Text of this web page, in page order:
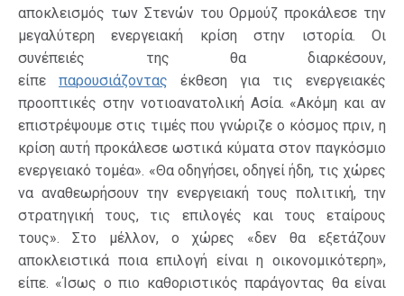
αποκλεισμός των Στενών του Ορμούζ προκάλεσε την
μεγαλύτερη ενεργειακή κρίση στην ιστορία. Οι
συνέπειές της θα διαρκέσουν,
είπε παρουσιάζοντας έκθεση για τις ενεργειακές
προοπτικές στην νοτιοανατολική Ασία. «Ακόμη και αν
επιστρέψουμε στις τιμές που γνώριζε ο κόσμος πριν, η
κρίση αυτή προκάλεσε ωστικά κύματα στον παγκόσμιο
ενεργειακό τομέα». «Θα οδηγήσει, οδηγεί ήδη, τις χώρες
να αναθεωρήσουν την ενεργειακή τους πολιτική, την
στρατηγική τους, τις επιλογές και τους εταίρους
τους». Στο μέλλον, ο χώρες «δεν θα εξετάζουν
αποκλειστικά ποια επιλογή είναι η οικονομικότερη»,
είπε. «Ίσως ο πιο καθοριστικός παράγοντας θα είναι